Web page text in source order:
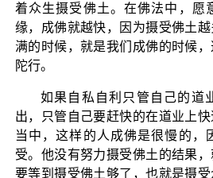
着众生摄受佛土。在佛法中，愿
缘，成佛就越快，因为摄受佛土
满的时候，就是我们成佛的时候
陀行。
如果自私自利只管自己的道
出，只管自己要赶快的在道业上
当中，这样的人成佛是很慢的，
受。他没有努力摄受佛土的结果
要等到摄受佛土够了，也就是摄